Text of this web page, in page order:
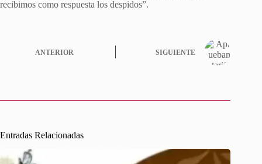
recibimos como respuesta los despidos”.
ANTERIOR SIGUIENTE
Entradas Relacionadas